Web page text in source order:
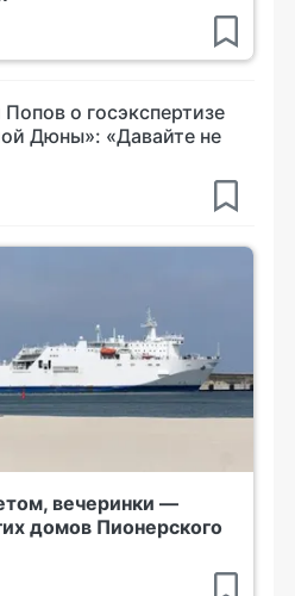
о госэкспертизе
Дюны»: «Давайте не
вечеринки —
домов Пионерского